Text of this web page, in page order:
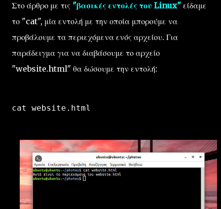
Στο άρθρο με τις "βασικές εντολές του Linux" είδαμε
το "cat", μία εντολή με την οποία μπορούμε να
προβάλουμε τα περιεχόμενα ενός αρχείου. Για
παράδειγμα για να διαβάσουμε το αρχείο
"website.html" θα δώσουμε την εντολή:
cat website.html